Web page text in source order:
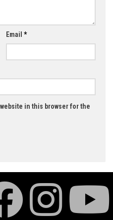
Email *
in this browser for the